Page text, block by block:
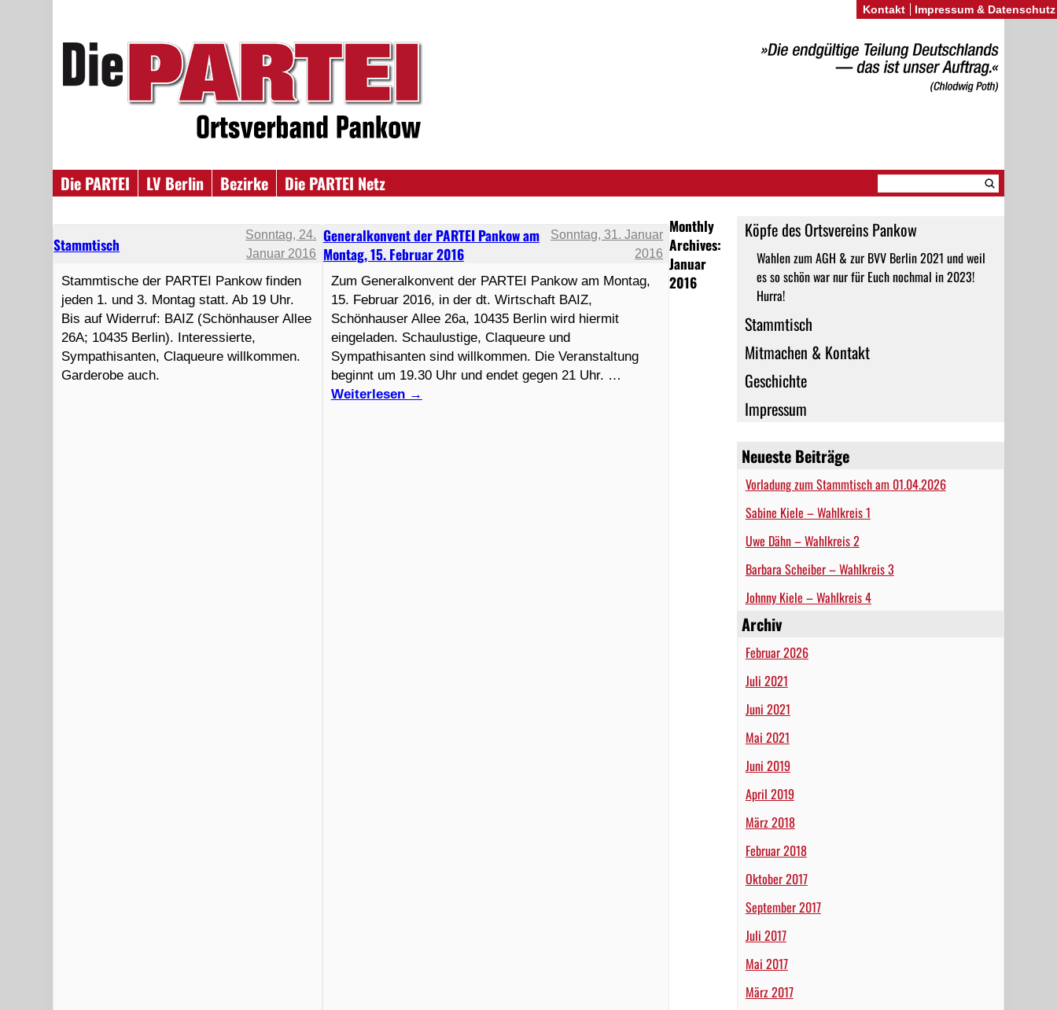
Die PARTEI LV Berlin Bezirke
Die PARTEI Netz
Köpfe des Ortsvereins Pankow
Wahlen zum AGH & zur BVV Berlin 2021 und weil
es so schön war nur für Euch nochmal in 2023!
Hurra!
Stammtisch
Mitmachen & Kontakt
Geschichte
Impressum
Neueste Beiträge
Vorladung zum Stammtisch am 01.04.2026
Sabine Kiele – Wahlkreis 1
Uwe Dähn – Wahlkreis 2
Barbara Scheiber – Wahlkreis 3
Johnny Kiele – Wahlkreis 4
Archiv
Februar 2026
Juli 2021
Juni 2021
Mai 2021
Juni 2019
April 2019
März 2018
Februar 2018
Oktober 2017
September 2017
Juli 2017
Mai 2017
März 2017
Monthly
Archives:
Januar
2016
Generalkonvent der PARTEI Pankow am
Montag, 15. Februar 2016
Sonntag, 31. Januar
2016
Zum Generalkonvent der PARTEI Pankow am Montag,
15. Februar 2016, in der dt. Wirtschaft BAIZ,
Schönhauser Allee 26a, 10435 Berlin wird hiermit
eingeladen. Schaulustige, Claqueure und
Sympathisanten sind willkommen. Die Veranstaltung
beginnt um 19.30 Uhr und endet gegen 21 Uhr. …
Weiterlesen →
Stammtisch
Sonntag, 24.
Januar 2016
Stammtische der PARTEI Pankow finden
jeden 1. und 3. Montag statt. Ab 19 Uhr.
Bis auf Widerruf: BAIZ (Schönhauser Allee
26A; 10435 Berlin). Interessierte,
Sympathisanten, Claqueure willkommen.
Garderobe auch.
Kontakt Impressum & Datenschutz